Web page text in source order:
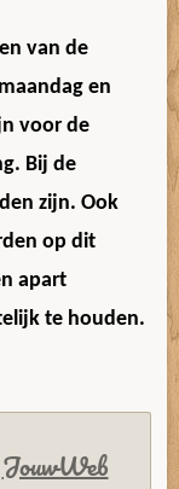
van de
en
voor de
Bij de
zijn. Ook
op dit
apart
te houden.
JouwWeb